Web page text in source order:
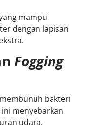
mampu
dengan lapisan
Fogging
bakteri
menyebarkan
udara.